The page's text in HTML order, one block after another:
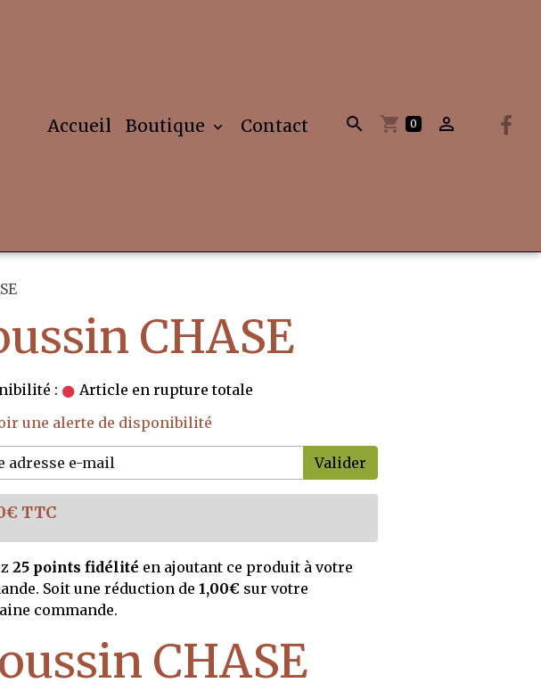
Accueil Boutique Contact 0
CHASE
:
Article en rupture totale
une alerte de disponibilité
Valider
TTC
25 points fidélité en ajoutant ce produit à votre
Soit une réduction de 1,00€ sur votre
commande.
CHASE